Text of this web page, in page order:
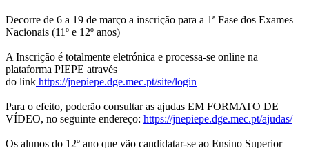
Decorre de 6 a 19 de março a inscrição para a 1ª Fase dos Exames
Nacionais (11º e 12º anos)
A Inscrição é totalmente eletrónica e processa-se online na
plataforma PIEPE através
do link https://jnepiepe.dge.mec.pt/site/login
Para o efeito, poderão consultar as ajudas EM FORMATO DE
VÍDEO, no seguinte endereço: https://jnepiepe.dge.mec.pt/ajudas/
Os alunos do 12º ano que vão candidatar-se ao Ensino Superior